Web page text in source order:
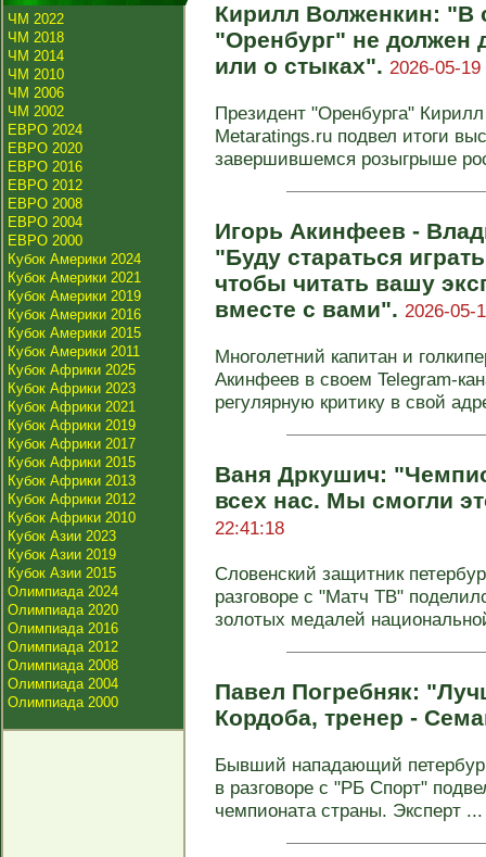
ЧМ 2022
ЧМ 2018
ЧМ 2014
ЧМ 2010
ЧМ 2006
ЧМ 2002
ЕВРО 2024
ЕВРО 2020
ЕВРО 2016
ЕВРО 2012
ЕВРО 2008
ЕВРО 2004
ЕВРО 2000
Кубок Америки 2024
Кубок Америки 2021
Кубок Америки 2019
Кубок Америки 2016
Кубок Америки 2015
Кубок Америки 2011
Кубок Африки 2025
Кубок Африки 2023
Кубок Африки 2021
Кубок Африки 2019
Кубок Африки 2017
Кубок Африки 2015
Кубок Африки 2013
Кубок Африки 2012
Кубок Африки 2010
Кубок Азии 2023
Кубок Азии 2019
Кубок Азии 2015
Олимпиада 2024
Олимпиада 2020
Олимпиада 2016
Олимпиада 2012
Олимпиада 2008
Олимпиада 2004
Олимпиада 2000
Кирилл Волженкин: "В
"Оренбург" не должен
или о стыках". 2026-05-19
Президент "Оренбурга"
Metaratings.ru подвел итоги
завершившемся розыгрыше
Игорь Акинфеев -
"Буду стараться
чтобы читать вашу
вместе с вами". 2026-05-
Многолетний капитан и
Акинфеев в своем Telegram-
регулярную критику в свой
Ваня Дркушич:
всех нас. Мы смогли
22:41:18
Словенский защитник
разговоре с "Матч ТВ"
золотых медалей
Павел Погребняк:
Кордоба, тренер -
Бывший нападающий
в разговоре с "РБ Спорт"
чемпионата страны. Эксперт ...